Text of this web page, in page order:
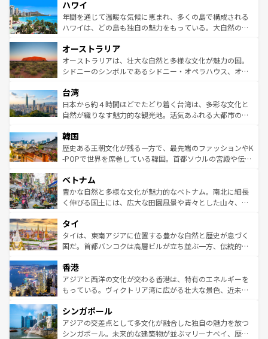
ば市内交通費無料で観光を楽しむこともできる。 なお、新
着のスイス情報はコンテンツ一覧 を参照してほしい。
のような巨大都市は、観光、ショッピング、エンターテイ
ンメントが詰まった刺激的なスポットだ。一方、アメリカ
西部には大自然が広がり、グランドキャニオンやイエロー
部のニューオーリンズでは、音楽と美食が融合した独特の
文化が魅力。旅行者はアメリカの各地域で異なる魅力を楽
しみながら、その多様性と豊かな歴史を感じることができ
ならではの贅沢な旅のスタイルだ。 なお、新着のアメリカ
情報はコンテンツ一覧を参照してほしい。
ハワイ
年間を通じて温暖な気候に恵まれ、多くの島で構成される
ハワイは、どの島も独自の魅力をもっている。大自然の神
ワイ島は見逃せない。また、定番の観光地といえばオアフ
島だが、静かな自然を求めるならマウイ島やカウアイ島が
おすすめ。エメラルドグリーンに輝く海をはじめ、豊かな
れるおもてなしの心で訪れる人々を迎えてくれるハワイの
人々、おいしいローカルフードやハワイアンミュージッ
ク、伝統的なフラダンスなど、すべてがハワイの魅力を彩
ワイを、存分に味わってほしい。 なお、新着のハワイ情報
はコンテンツ一覧を参照してほしい。
オーストラリア
オーストラリアは、壮大な自然と多様な文化が魅力の国。
シドニーのシンボルであるシドニー・オペラハウス、オー
リアリーフや大陸中央部にそびえるウルル（エアーズロッ
ク）、タスマニアの美しい原生林やケアンズの熱帯雨林な
ど、見どころがたくさん。また、カフェやワイン、オージ
いる。アクティビティも充実しており、サーフィンやダイ
ビング、ハイキングなど、アウトドア好きにはたまらな
い。オーストラリアの多彩な魅力を存分に味わいつくそ
参照してほしい。
台湾
日本から約４時間ほどでたどり着く台湾は、多彩な文化と
自然が織りなす魅力的な観光地。活気あふれる大都市の台
ン）、静ひつな山岳地帯である台湾東部など、都市の喧騒
と山間の静けさが共存しており、訪れる人に新しい発見と
驚きをもたらしてくれる。また、奥深い台湾の食文化も魅
容にもいいと評判のスイーツなど、バラエティ豊かな料理
が味わえる。 なお、新着の台湾情報は コンテンツ一覧を参
照してほしい。
韓国
歴史ある王朝文化が残る一方で、最先端のファッションやK
-POPで世界を席巻している韓国。首都ソウルの宮殿や伝統
き、地方に足を延ばせば四季折々の自然美を楽しむことが
できる。そして、キムチや焼肉、絶品のストリートフード
まで、さまざまな韓国料理が待っている。夜には、韓国な
リティに包まれながら、韓国の多彩な魅力を心ゆくまで味
わってみてほしい。 なお、新着の韓国情報はコンテンツ一
覧を参照してほしい。
ベトナム
豊かな自然と多様な文化が魅力的なベトナム。南北に細長
く伸びる国土には、広大な田園風景や青々とした山々、世
急速な発展と共に伝統が息づく。ハノイの古い町並みやホ
ーチミン市のフランス統治時代の建物も、独特の雰囲気を
醸し出している。また、バラエティの豊かさとおいしさで
とつ。フォーやバインミー、ベトナムコーヒーなどは、ぜ
ひ現地で味わいたい。どの地域を訪れてもあたたかい人々
が旅行者を迎えてくれるので、きっと忘れられない旅にな
参照してほしい。
タイ
タイは、東南アジアに位置する豊かな自然と歴史が息づく
国だ。首都バンコクは高層ビルが立ち並ぶ一方、伝統的な
の活気が交差している。北部ではチェンマイなどの山岳地
帯で自然と触れ合い、南部ではプーケットやクラビの美し
いビーチでリゾート気分を楽しむことができる。タイ料理
激する。気候は一年中温暖で、どの季節にも異なる楽しみ
が待っている。親しみやすいタイの人々、仏教を中心とし
た文化、そして多様な観光資源が、訪れる旅人を魅了し続
香港
アジアと西洋の文化が交わる香港は、特有のエネルギーを
もっている。ヴィクトリア湾に広がる壮大な景色、近未来
み、どこを訪れても感動するはず。観光スポットが密集し
ており、効率よく見どころを回れるのも魅力。息をのむよ
うな絶景から文化的な体験まで、香港を存分に楽しみ尽く
シンガポール
アジアの交差点として多文化が融合した独自の魅力を放つ
シンガポール。未来的な建築物が並ぶマリーナベイ、歴史